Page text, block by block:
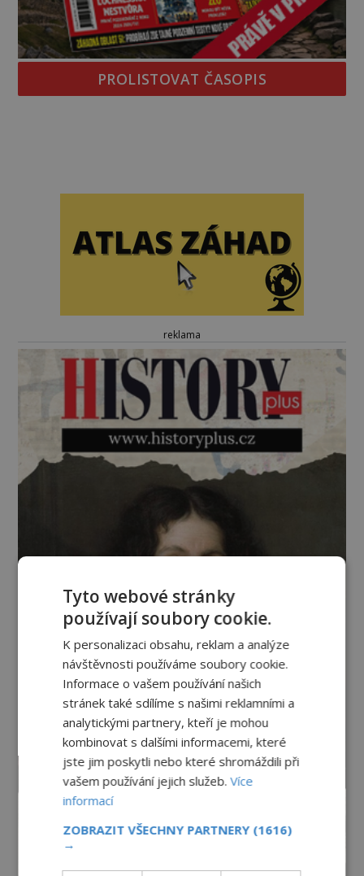
PROLISTOVAT ČASOPIS
reklama
Tyto webové stránky
používají soubory cookie.
K personalizaci obsahu, reklam a analýze
návštěvnosti používáme soubory cookie.
Informace o vašem používání našich
stránek také sdílíme s našimi reklamními a
analytickými partnery, kteří je mohou
kombinovat s dalšími informacemi, které
jste jim poskytli nebo které shromáždili při
vašem používání jejich služeb.Více
informací
ZOBRAZIT VŠECHNY PARTNERY (1616)
→